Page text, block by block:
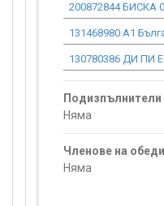
200872844 БИСКА
131468980 А1
130780386 ДИ ПИ
Подизпълнители
Няма
Членове на
Няма